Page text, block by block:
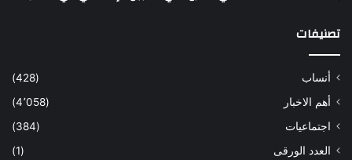
تصنيفات
أنساب
(428)
أهم الاخبار
(4٬058)
اجتماعيات
(384)
العدد الورقى
(1)